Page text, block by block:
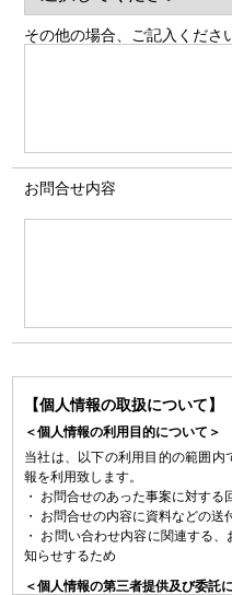
その他の場合、ご記入くださ
お問合せ内容
【個人情報の取扱について】
＜個人情報の利用目的について＞
当社は、以下の利用目的の範囲
報を利用致します。
・ お問合せのあった事案に対する
・ お問合せの内容に資料などの
・ お問い合わせ内容に関連する
知らせするため
＜個人情報の第三者提供及び委託